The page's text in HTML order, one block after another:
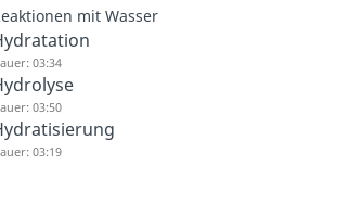
mit Wasser
03:34
03:50
03:19